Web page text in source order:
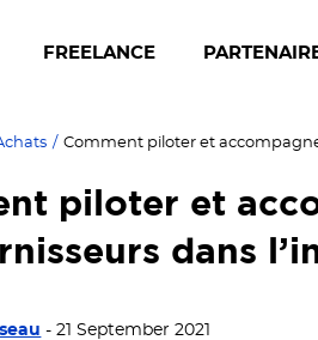
FREELANCE
/
piloter et
dans
- 21 September 2021